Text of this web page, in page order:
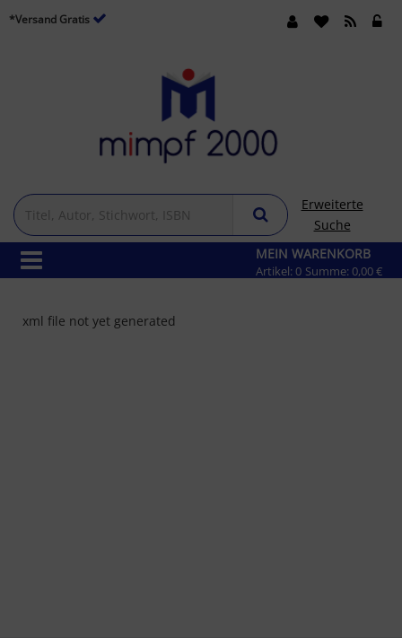
*Versand Gratis
Erweiterte
Suche
MEIN WARENKORB
Artikel: 0 Summe: 0,00 €
xml file not yet generated